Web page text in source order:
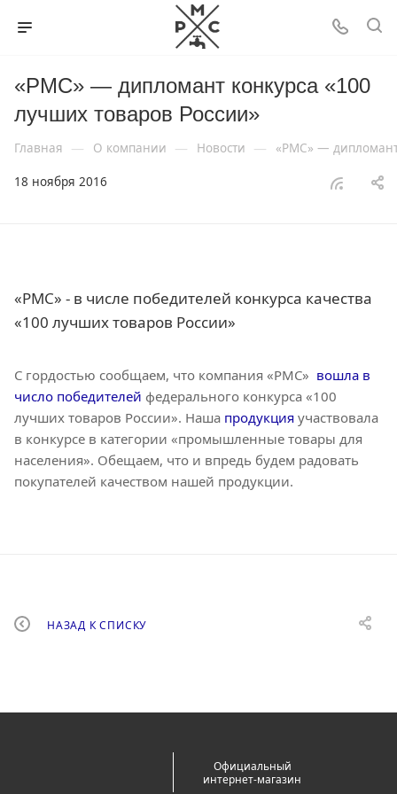
«РМС» — дипломант конкурса «100
лучших товаров России»
Главная — О компании — Новости — «РМС» — дипломант
18 ноября 2016
«РМС» - в числе победителей конкурса качества
«100 лучших товаров России»
С гордостью сообщаем, что компания «РМС» вошла в
число победителей федерального конкурса «100
лучших товаров России». Наша продукция участвовала
в конкурсе в категории «промышленные товары для
населения». Обещаем, что и впредь будем радовать
покупателей качеством нашей продукции.
НАЗАД К СПИСКУ
Официальный
интернет-магазин